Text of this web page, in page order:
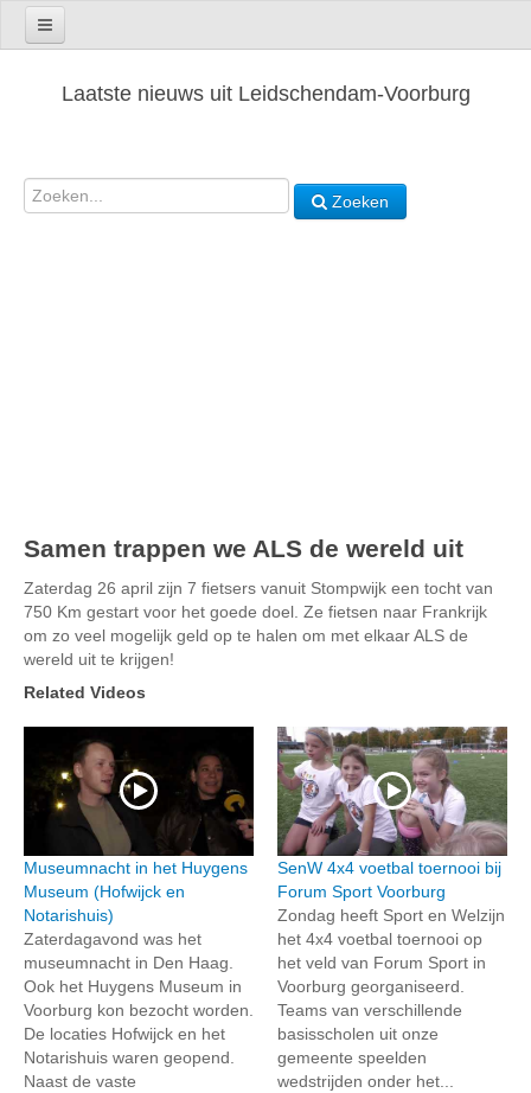
Laatste nieuws uit Leidschendam-Voorburg
Zoeken
Samen trappen we ALS de wereld uit
Zaterdag 26 april zijn 7 fietsers vanuit Stompwijk een tocht van
750 Km gestart voor het goede doel. Ze fietsen naar Frankrijk
om zo veel mogelijk geld op te halen om met elkaar ALS de
wereld uit te krijgen!
Related Videos
Museumnacht in het Huygens
Museum (Hofwijck en
Notarishuis)
Zaterdagavond was het
museumnacht in Den Haag.
Ook het Huygens Museum in
Voorburg kon bezocht worden.
De locaties Hofwijck en het
Notarishuis waren geopend.
Naast de vaste
SenW 4x4 voetbal toernooi bij
Forum Sport Voorburg
Zondag heeft Sport en Welzijn
het 4x4 voetbal toernooi op
het veld van Forum Sport in
Voorburg georganiseerd.
Teams van verschillende
basisscholen uit onze
gemeente speelden
wedstrijden onder het...